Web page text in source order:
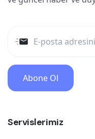
Abone Ol
Servislerimiz